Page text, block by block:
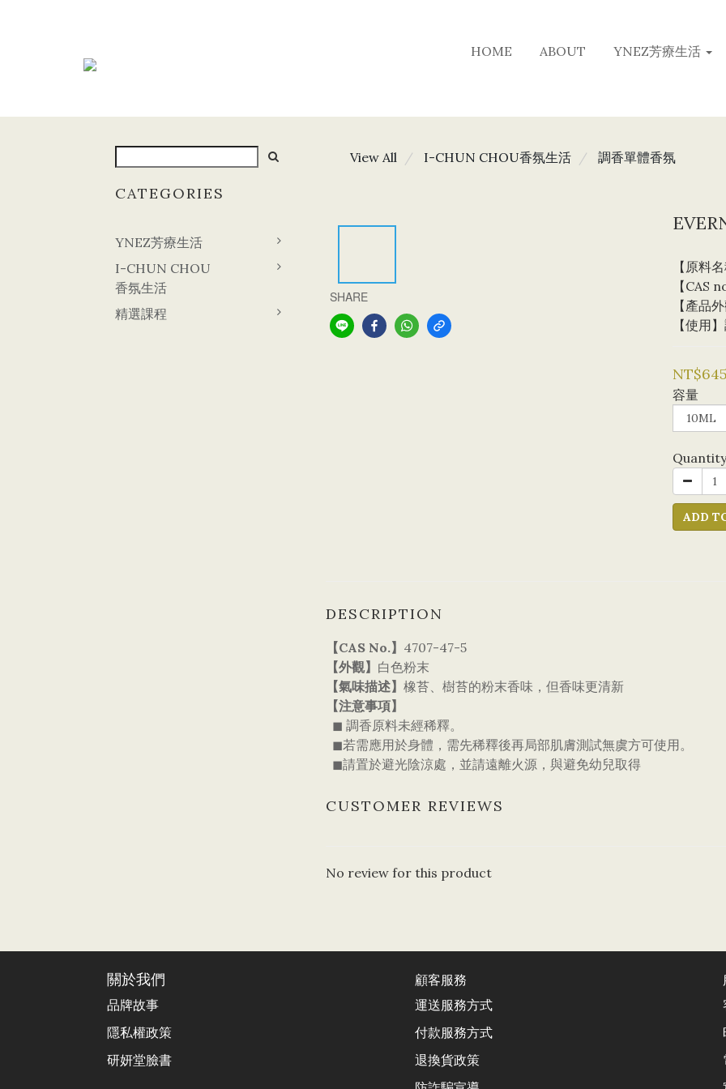
HOME ABOUT YNEZ芳療生活
CATEGORIES
YNEZ芳療生活
I-CHUN CHOU
香氛生活
精選課程
View All I-CHUN CHOU香氛生活 調香單體香氛
SHARE
【原料
【CAS
【產品
【使用
NT$645
容量
Quantity
ADD
DESCRIPTION
【CAS No.】 4707-47-5
【外觀】 白色粉末
【氣味描述】 橡苔、樹苔的粉末香味，但香味更清新
【注意事項】
◼ 調香原料未經稀釋。
◼若需應用於身體，需先稀釋後再局部肌膚測試無虞方可使用。
◼請置於避光陰涼處，並請遠離火源，與避免幼兒取得
CUSTOMER REVIEWS
No review for this product
關於我們
品牌故事
隱私權政策
研妍堂臉書
顧客服務
運送服務方式
付款服務方式
退換貨政策